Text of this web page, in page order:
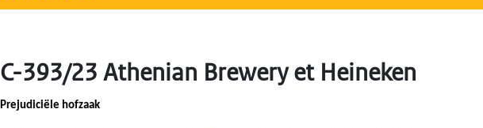
C-393/23 Athenian Brewery et Heineken
Prejudiciële hofzaak